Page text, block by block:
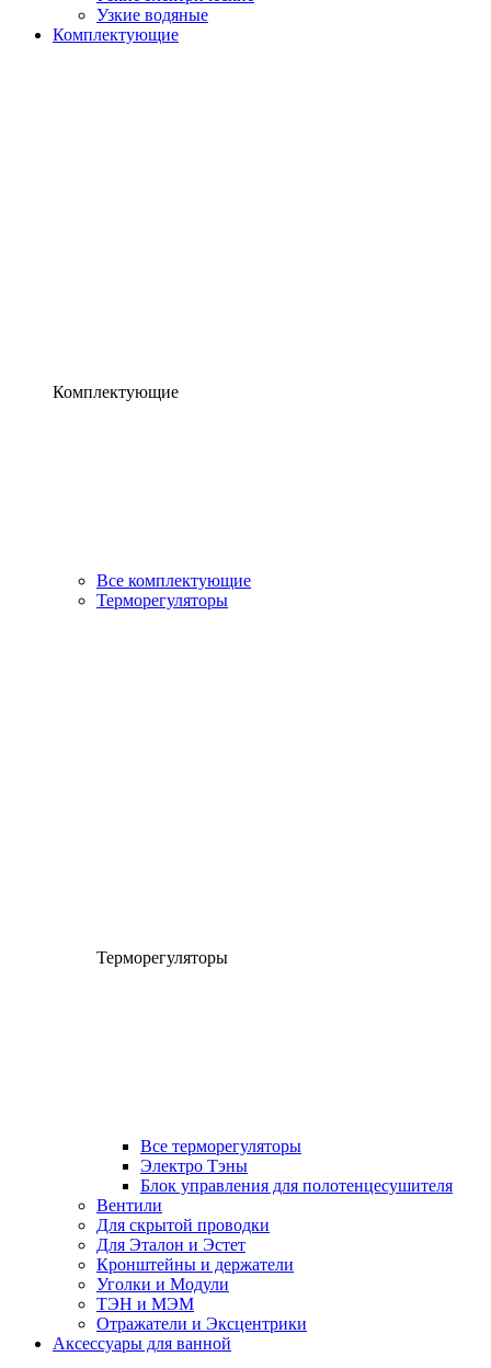
Узкие водяные
Комплектующие
Комплектующие
Все комплектующие
Терморегуляторы
Терморегуляторы
Все терморегуляторы
Электро Тэны
Блок управления для полотенцесушителя
Вентили
Для скрытой проводки
Для Эталон и Эстет
Кронштейны и держатели
Уголки и Модули
ТЭН и МЭМ
Отражатели и Эксцентрики
Аксессуары для ванной